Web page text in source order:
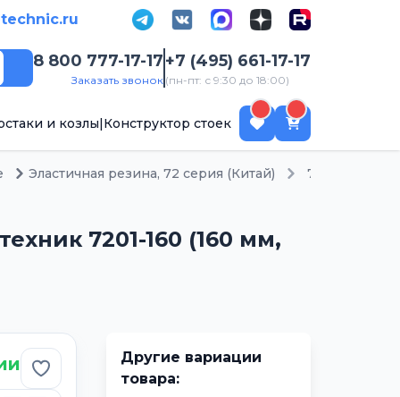
8 800 777-17-17
Заказать звонок
+7 (495) 661-17-17
(пн-пт: с 9:30 до 18:00)
и козлы|Конструктор стоек
Эластичная резина, 72 серия (Китай) 7201-160
7201-160 (160 мм,
Добавить в избранное
Другие вариации
товара: